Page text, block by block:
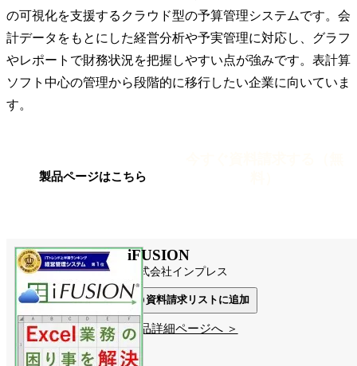
の可視化を支援するクラウド型の予算管理システムです。会
計データをもとにした経営分析や予実管理に対応し、グラフ
やレポートで財務状況を把握しやすい点が強みです。表計算
ソフト中心の管理から段階的に移行したい企業に向いていま
す。
製品ページはこちら
iFUSION
株式会社インプレス
資料請求リストに追加
製品詳細ページへ ＞